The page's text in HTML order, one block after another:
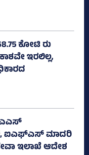
ಕೋಟಿ ರು
ಇರಲಿಲ್ಲ,
ಐಎಫ್‌ಎಸ್‌ ಮಾದರಿ
ಇಲಾಖೆ ಆದೇಶ